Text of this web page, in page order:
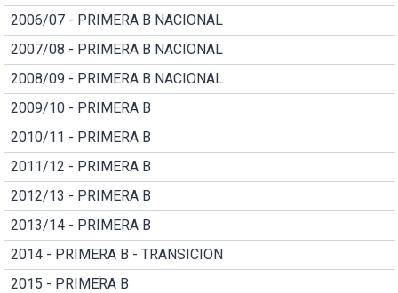
2006/07 - PRIMERA B NACIONAL
2007/08 - PRIMERA B NACIONAL
2008/09 - PRIMERA B NACIONAL
2009/10 - PRIMERA B
2010/11 - PRIMERA B
2011/12 - PRIMERA B
2012/13 - PRIMERA B
2013/14 - PRIMERA B
2014 - PRIMERA B - TRANSICION
2015 - PRIMERA B